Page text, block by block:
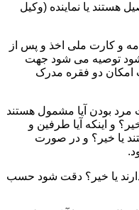
هستند یا نماینده (وکیل
و کارت ملی اخذ و پس از
شود توصیه می شود جهت
امکان دو فقره مدرک
بودن آیا مشمول هستند
و اینکه آیا طرفین و
یا خیر؟ و در صورت
یا خیر؟ دقت شود حسب